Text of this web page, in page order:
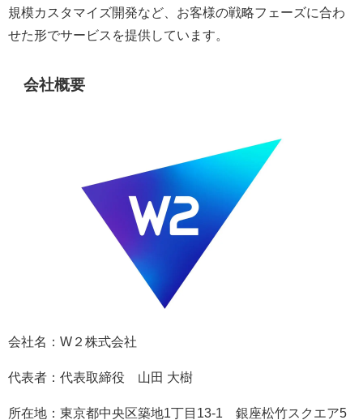
規模カスタマイズ開発など、お客様の戦略フェーズに合わ
せた形でサービスを提供しています。
会社概要
会社名：W２株式会社
代表者：代表取締役 山田 大樹
所在地：東京都中央区築地1丁目13-1 銀座松竹スクエア5